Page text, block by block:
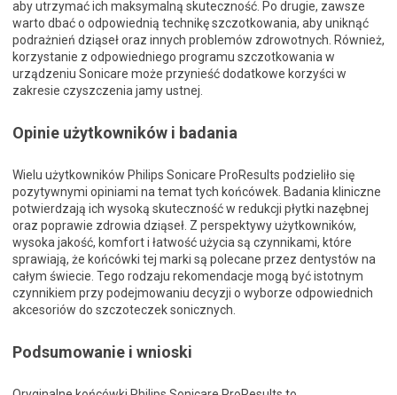
aby utrzymać ich maksymalną skuteczność. Po drugie, zawsze
warto dbać o odpowiednią technikę szczotkowania, aby uniknąć
podrażnień dziąseł oraz innych problemów zdrowotnych. Również,
korzystanie z odpowiedniego programu szczotkowania w
urządzeniu Sonicare może przynieść dodatkowe korzyści w
zakresie czyszczenia jamy ustnej.
Opinie użytkowników i badania
Wielu użytkowników Philips Sonicare ProResults podzieliło się
pozytywnymi opiniami na temat tych końcówek. Badania kliniczne
potwierdzają ich wysoką skuteczność w redukcji płytki nazębnej
oraz poprawie zdrowia dziąseł. Z perspektywy użytkowników,
wysoka jakość, komfort i łatwość użycia są czynnikami, które
sprawiają, że końcówki tej marki są polecane przez dentystów na
całym świecie. Tego rodzaju rekomendacje mogą być istotnym
czynnikiem przy podejmowaniu decyzji o wyborze odpowiednich
akcesoriów do szczoteczek sonicznych.
Podsumowanie i wnioski